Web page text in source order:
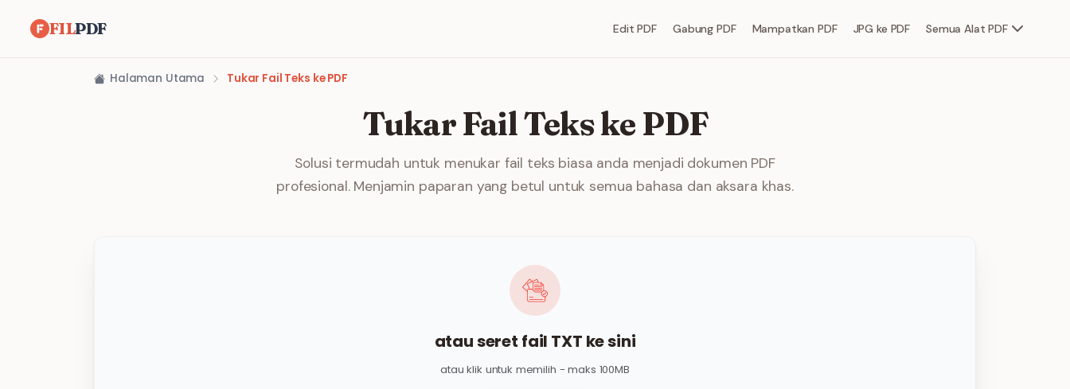
FILPDF Edit PDF Gabung PDF Mampatkan PDF JPG ke PDF Semua Alat PDF
Halaman Utama Tukar Fail Teks ke PDF
Tukar Fail Teks ke PDF
Solusi termudah untuk menukar fail teks biasa anda menjadi dokumen PDF
profesional. Menjamin paparan yang betul untuk semua bahasa dan aksara khas.
atau seret fail TXT ke sini
atau klik untuk memilih - maks 100MB